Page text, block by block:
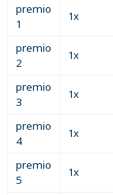
premio
1
1x
premio
2
1x
premio
3
1x
premio
4
1x
premio
5
1x